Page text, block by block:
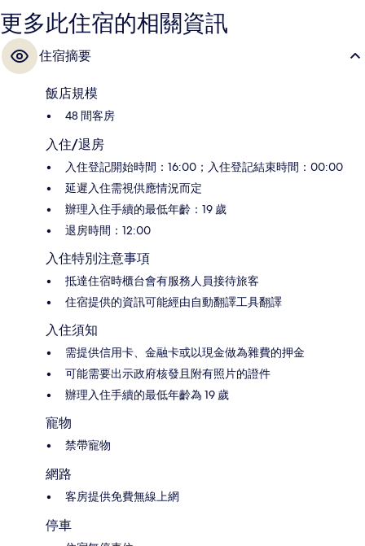
更多此住宿的相關資訊
住宿摘要
飯店規模
48 間客房
入住/退房
入住登記開始時間：16:00；入住登記結束時間：00:00
延遲入住需視供應情況而定
辦理入住手續的最低年齡：19 歲
退房時間：12:00
入住特別注意事項
抵達住宿時櫃台會有服務人員接待旅客
住宿提供的資訊可能經由自動翻譯工具翻譯
入住須知
需提供信用卡、金融卡或以現金做為雜費的押金
可能需要出示政府核發且附有照片的證件
辦理入住手續的最低年齡為 19 歲
寵物
禁帶寵物
網路
客房提供免費無線上網
停車